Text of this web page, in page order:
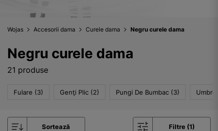
Wojas Accesorii dama Curele dama Negru curele dama
Negru curele dama
21 produse
Fulare (3) Genţi Plic (2) Pungi De Bumbac (3)
Sortează Filtre (1)